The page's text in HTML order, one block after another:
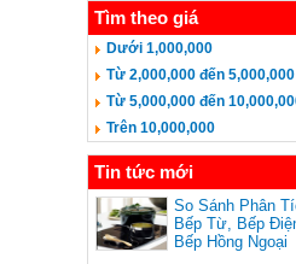
Tìm theo giá
Dưới 1,000,000
Từ 2,000,000 đến 5,000,000
Từ 5,000,000 đến
Trên 10,000,000
Tin tức mới
So Sánh Phân
Bếp Từ, Bếp
Bếp Hồng Ngoại